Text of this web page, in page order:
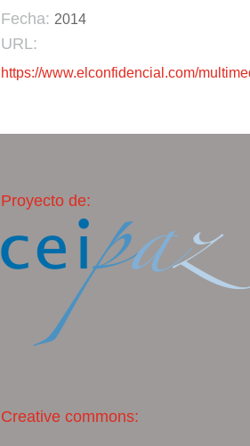
Fecha: 2014
URL:
https://www.elconfidencial.com/
Proyecto de:
Creative commons: